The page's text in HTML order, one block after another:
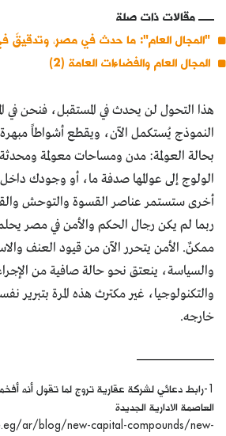
مقالات ذات صلة
"المجال العام": ما حدث في مصر، وتدقيقٌ في
المجال العام والفضاءات العامة (2)
هذا التحول لن يحدث في المستقبل، فنحن في
النموذج يُستكمل الآن، ويقطع أشواطاً
بحالة العولمة: مدن ومساحات معولمة
الولوج إلى عوالمها صدفة ما، أو وجودك
أخرى ستستمر عناصر القسوة والتوحش والقمع
ربما لم يكن رجال الحكم والأمن في مصر
ممكنٌ. الأمن يتحرر الآن من قيود العنف
والسياسة، ينعتق نحو حالة صافية من
والتكنولوجيا، غير مكترث هذه المرة بتبرير
خارجه.
1-رابط دعائي لشركة عقارية تروج لما تقول أنه
العاصمة الادارية الجديدة
ar/blog/new-capital-compounds/new-